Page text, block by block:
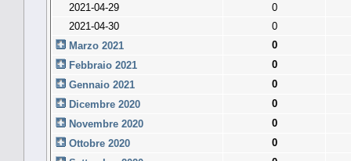
2021-04-29
0
2021-04-30
0
Marzo 2021
0
Febbraio 2021
0
Gennaio 2021
0
Dicembre 2020
0
Novembre 2020
0
Ottobre 2020
0